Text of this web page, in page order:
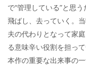
で“管理している”と思
飛ばし、去っていく。
夫の代わりとなって家
る意味辛い役割を担っ
本作の重要な出来事の